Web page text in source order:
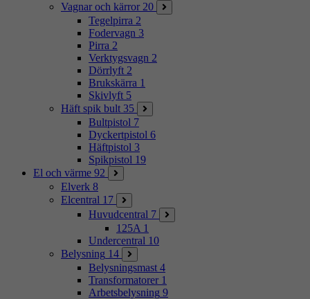
Vagnar och kärror 20
Tegelpirra 2
Fodervagn 3
Pirra 2
Verktygsvagn 2
Dörrlyft 2
Brukskärra 1
Skivlyft 5
Häft spik bult 35
Bultpistol 7
Dyckertpistol 6
Häftpistol 3
Spikpistol 19
El och värme 92
Elverk 8
Elcentral 17
Huvudcentral 7
125A 1
Undercentral 10
Belysning 14
Belysningsmast 4
Transformatorer 1
Arbetsbelysning 9